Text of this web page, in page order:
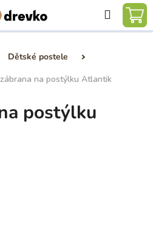
Hledat
Dětské postele
na postýlku Atlantik
postýlku